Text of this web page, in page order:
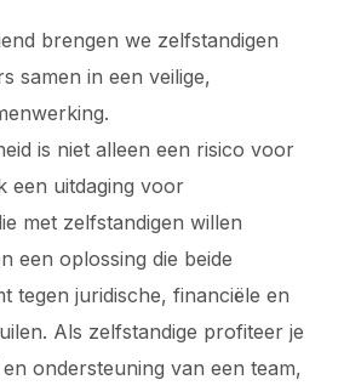
brengen we zelfstandigen
samen in een veilige,
is niet alleen een risico voor
een uitdaging voor
met zelfstandigen willen
een oplossing die beide
tegen juridische, financiële en
Als zelfstandige profiteer je
ondersteuning van een team,